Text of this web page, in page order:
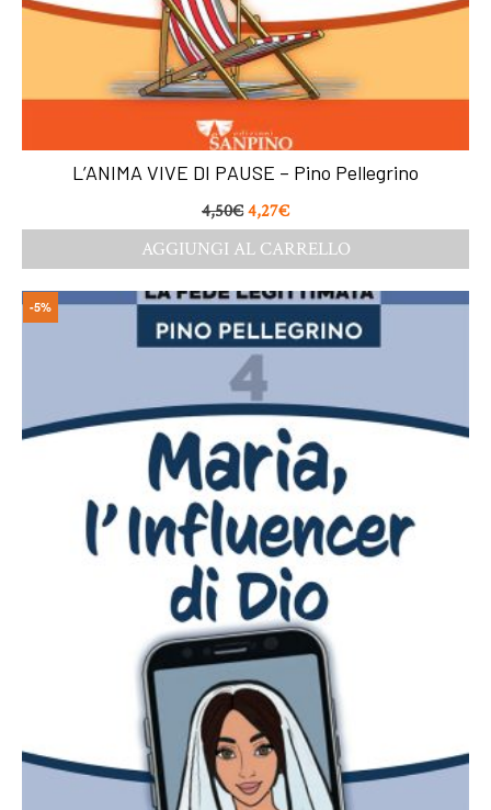
L’ANIMA VIVE DI PAUSE – Pino Pellegrino
4,50€4,27€
AGGIUNGI AL CARRELLO
-5%